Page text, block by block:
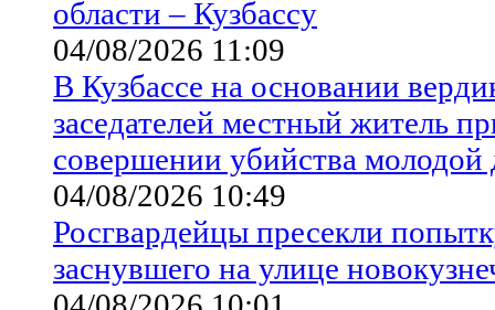
области – Кузбассу
04/08/2026 11:09
В Кузбассе на основании
заседателей местный житель
совершении убийства молодой
04/08/2026 10:49
Росгвардейцы пресекли
заснувшего на улице